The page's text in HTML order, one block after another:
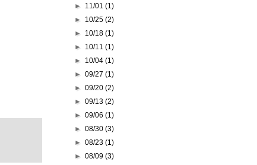
► 11/01(1)
► 10/25(2)
► 10/18(1)
► 10/11(1)
► 10/04(1)
►09/27(1)
►09/20(2)
►09/13(2)
►09/06(1)
►08/30(3)
►08/23(1)
►08/09(3)